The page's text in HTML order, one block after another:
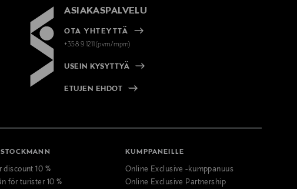
ASIAKASPALVELU
OTA YHTEYTTÄ
+358 9 1211(pvm/mpm)
USEIN KYSYTTYÄ
ETUJEN EHDOT
discount 10 %
för turister 10 %
KUMPPANEILLE
Online Exclusive -kumppanuus
Online Exclusive Partnership